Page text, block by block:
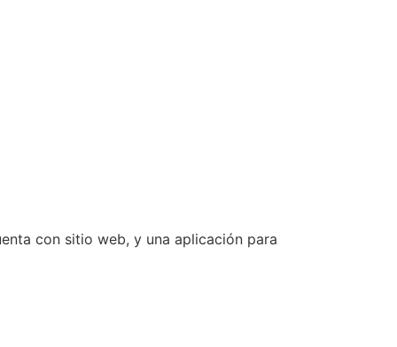
con sitio web, y una aplicación para